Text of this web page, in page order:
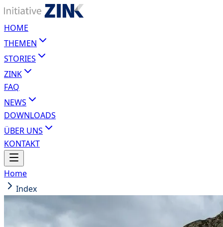
HOME
THEMEN
STORIES
ZINK
FAQ
NEWS
DOWNLOADS
ÜBER UNS
KONTAKT
Home
Index